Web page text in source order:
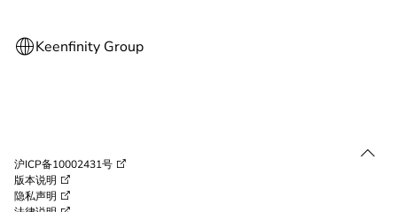
沪ICP备10002431号
版本说明
隐私声明